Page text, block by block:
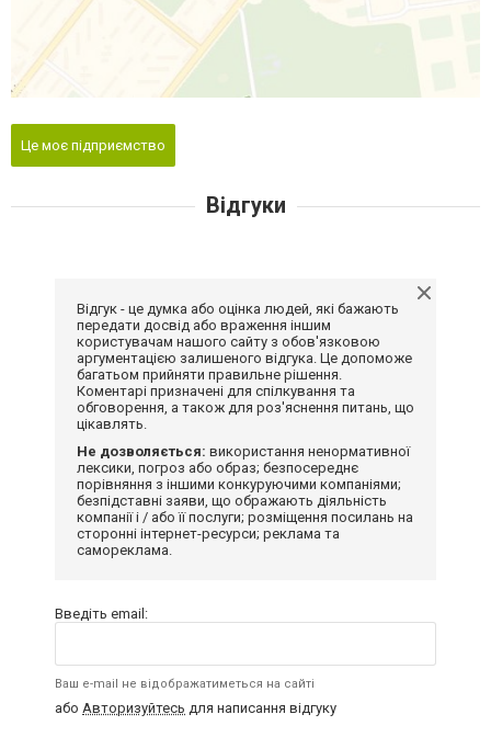
Це моє підприємство
Відгуки
Відгук - це думка або оцінка людей, які бажають
передати досвід або враження іншим
користувачам нашого сайту з обов'язковою
аргументацією залишеного відгука. Це допоможе
багатьом прийняти правильне рішення.
Коментарі призначені для спілкування та
обговорення, а також для роз'яснення питань, що
цікавлять.
Не дозволяється: використання ненормативної
лексики, погроз або образ; безпосереднє
порівняння з іншими конкуруючими компаніями;
безпідставні заяви, що ображають діяльність
компанії і / або її послуги; розміщення посилань на
сторонні інтернет-ресурси; реклама та
самореклама.
Введіть email:
Ваш e-mail не відображатиметься на сайті
або Авторизуйтесь для написання відгуку